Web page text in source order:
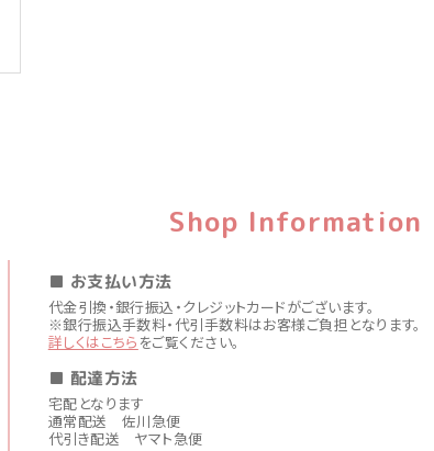
Shop Information
■ お支払い方法
代金引換・銀行振込・クレジットカードがございます。
※銀行振込手数料・代引手数料はお客様ご負担となります。
詳しくはこちら をご覧ください。
■ 配達方法
宅配となります
通常配送 佐川急便
代引き配送 ヤマト急便